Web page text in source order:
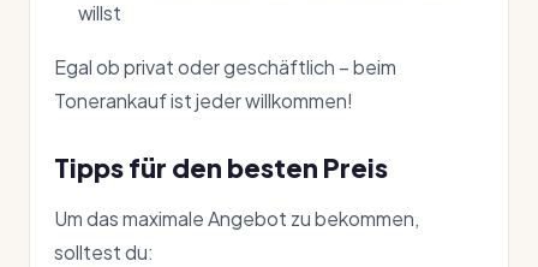
willst
Egal ob privat oder geschäftlich – beim
Tonerankauf ist jeder willkommen!
Tipps für den besten Preis
Um das maximale Angebot zu bekommen,
solltest du: